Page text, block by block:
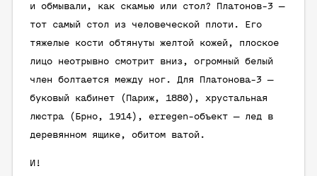
и обмывали, как скамью или стол? Платонов-3 —
тот самый стол из человеческой плоти. Его
тяжелые кости обтянуты желтой кожей, плоское
лицо неотрывно смотрит вниз, огромный белый
член болтается между ног. Для Платонова-3 —
буковый кабинет (Париж, 1880), хрустальная
люстра (Брно, 1914), erregen-объект — лед в
деревянном ящике, обитом ватой.
И!